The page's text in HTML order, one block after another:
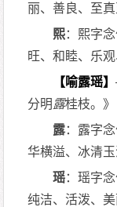
丽、善良、至真
熙：熙字
旺、和睦、乐
【喻露瑶】
分明 露桂枝。》
露：露字
华横溢、冰清玉
瑶：瑶字
纯洁、活泼、美